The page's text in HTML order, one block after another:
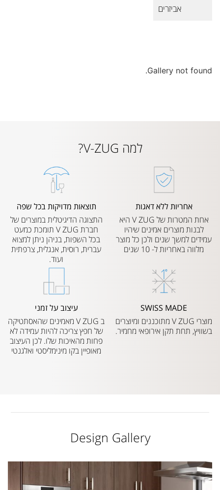
אביזרים
Gallery not found.
למה V-ZUG?
אחריות ללא דאגות
אחת המטרות של V ZUG היא
לבנות מוצרים אמינים שיהיו
עמידים למשך שנים ולכן כל מוצר
מלווה באחריות ל- 10 שנים
תוצאות מדויקות בכל שפה
התצוגה הדיגיטלית במוצרים של
חברת V ZUG תומכת כמעט
בכל השפות, בניהן ניתן למצוא
עברית, רוסית, אנגלית, צרפתית
ועוד.
SWISS MADE
מוצרי V ZUG מתוכננים ומיוצרים
בשוויץ, תחת תקן אירופאי מחמיר.
עיצוב על זמני
ב V ZUG מאמינים שהאסתטיקה
של חפץ צריכה להיות עמידה לא
פחות מהאיכות שלו. לכן העיצוב
מאופיין בקו מינימליסטי ואלגנטי
Design Gallery